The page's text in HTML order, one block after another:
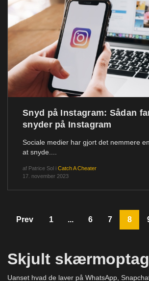
Snyd på Instagram: Sådan
snyder på Instagram
Sociale medier har gjort det nemmere
at snyde....
af Patrice Sol i Catch A Cheater
17. november 2023
Prev 1 ... 6 7 8
Skjult
Uanset hvad de laver på WhatsApp,